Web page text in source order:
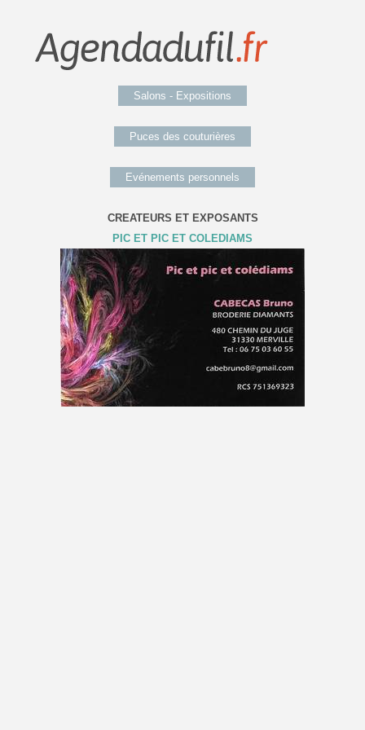
Salons - Expositions
Puces des couturières
Evénements personnels
CREATEURS ET EXPOSANTS
PIC ET PIC ET COLEDIAMS